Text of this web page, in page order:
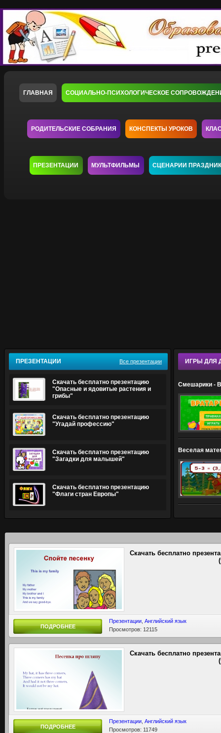
ГЛАВНАЯ СОЦИАЛЬНО-ПСИХОЛОГИЧЕСКОЕ
РОДИТЕЛЬСКИЕ СОБРАНИЯ КОНСПЕКТЫ УРОКОВ
ПРЕЗЕНТАЦИИ МУЛЬТФИЛЬМЫ СЦЕНАРИИ
ПРЕЗЕНТАЦИИ Все презентации
Скачать бесплатно презентацию
"Опасные и ядовитые растения и
грибы"
Скачать бесплатно презентацию
"Угадай профессию"
Скачать бесплатно презентацию
"Загадки для малышей"
Скачать бесплатно презентацию
"Флаги стран Европы"
ИГРЫ ДЛЯ
Смешарики -
Веселая
Скачать бесплатно
ПОДРОБНЕЕ
Презентации Английский язык
Просмотров: 12115
Скачать бесплатно
ПОДРОБНЕЕ
Презентации Английский язык
Просмотров: 11749